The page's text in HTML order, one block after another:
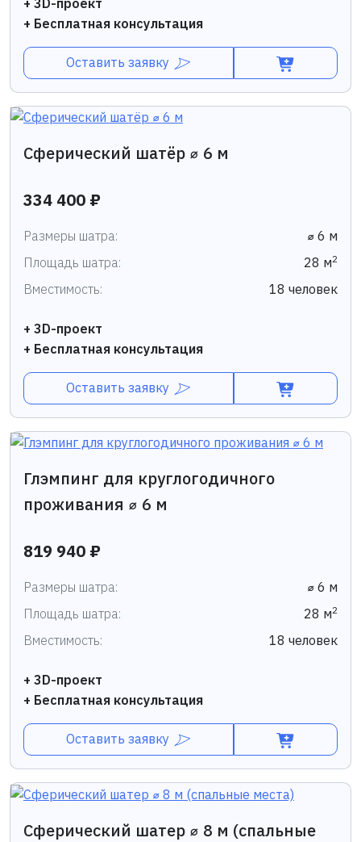
+ 3D-проект
+ Бесплатная консультация
Оставить заявку
Сферический шатёр ⌀ 6 м
334 400 ₽
Размеры шатра:
⌀ 6 м
Площадь шатра:
28 м2
Вместимость: 18 человек
+ 3D-проект
+ Бесплатная консультация
Оставить заявку
Глэмпинг для круглогодичного
проживания ⌀ 6 м
819 940 ₽
Размеры шатра:
⌀ 6 м
Площадь шатра:
28 м2
Вместимость: 18 человек
+ 3D-проект
+ Бесплатная консультация
Оставить заявку
Сферический шатер ⌀ 8 м (спальные